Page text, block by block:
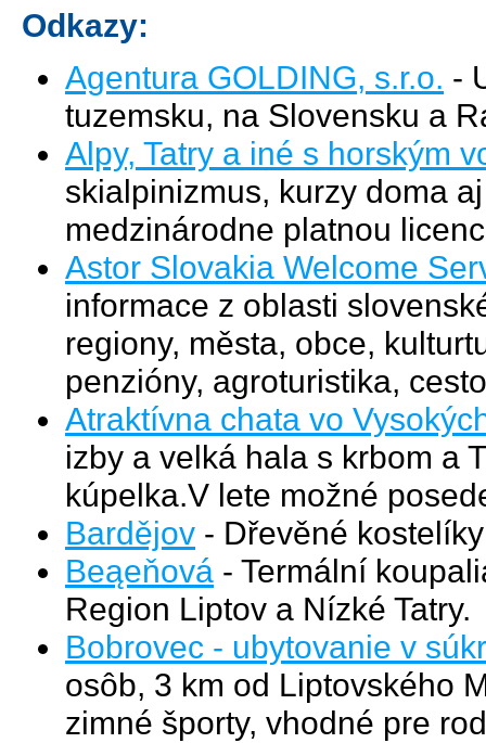
Odkazy:
Agentura GOLDING, s.r.o. -
tuzemsku, na Slovensku a
Alpy, Tatry a iné s horským
skialpinizmus, kurzy doma
medzinárodne platnou
Astor Slovakia Welcome
informace z oblasti
regiony, města, obce,
penzióny, agroturistika,
Atraktívna chata vo
izby a velká hala s krbom a
kúpelka.V lete možné
Bardějov - Dřevěné
Beąeňová - Termální
Region Liptov a Nízké Tatry.
Bobrovec - ubytovanie v
osôb, 3 km od Liptovského
zimné športy, vhodné pre